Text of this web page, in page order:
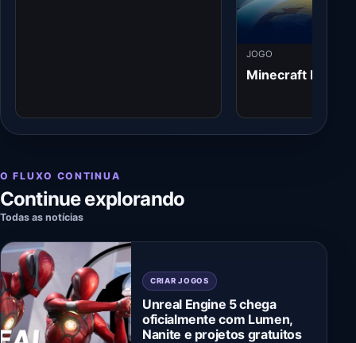
JOGO
Minecraft
O FLUXO CONTINUA
Continue explorando
Todas as notícias
CRIAR JOGOS
Unreal Engine 5 chega
oficialmente com Lumen,
Nanite e projetos gratuitos